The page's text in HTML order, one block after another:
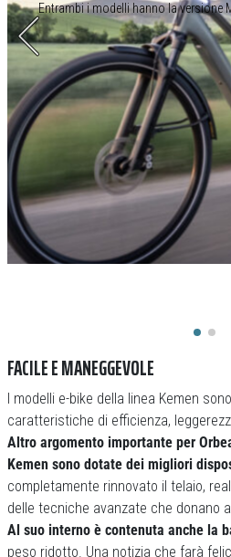
Entrambi i modelli hanno la versione
FACILE E MANEGGEVOLE
I modelli e-bike della linea Kemen
caratteristiche di efficienza,
Altro argomento importante per
Kemen sono dotate dei migliori
completamente rinnovato il telaio,
delle tecniche avanzate che donano
Al suo interno è contenuta anche la
peso ridotto. Una notizia che farà